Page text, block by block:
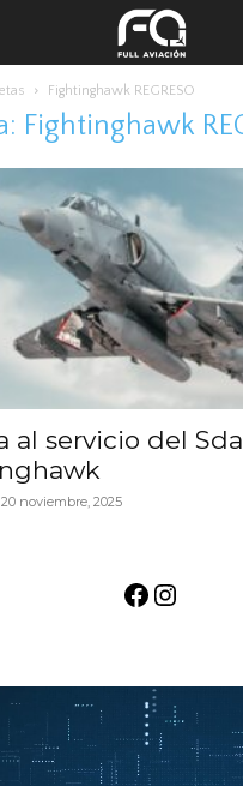
Fightinghawk REGRESO
Fightinghawk
al servicio del
20 noviembre, 2025
Facebook